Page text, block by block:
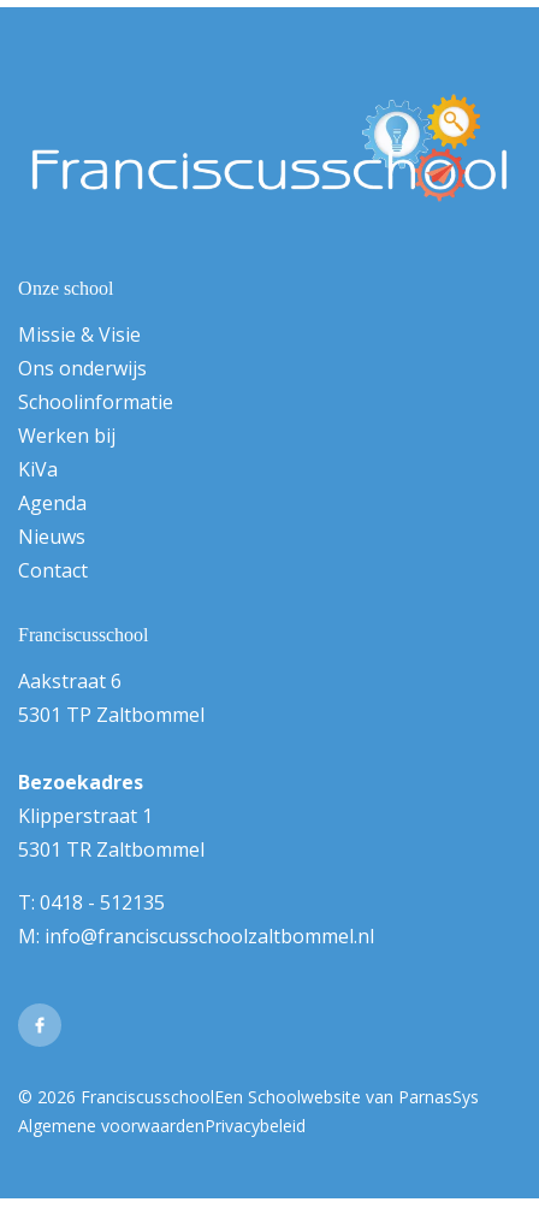
Onze school
Missie & Visie
Ons onderwijs
Schoolinformatie
Werken bij
KiVa
Agenda
Nieuws
Contact
Franciscusschool
Aakstraat 6
5301 TP Zaltbommel
Bezoekadres
Klipperstraat 1
5301 TR Zaltbommel
T: 0418 - 512135
M: info@franciscusschoolzaltbommel.nl
© 2026 FranciscusschoolEen Schoolwebsite van ParnasSys
Algemene voorwaardenPrivacybeleid